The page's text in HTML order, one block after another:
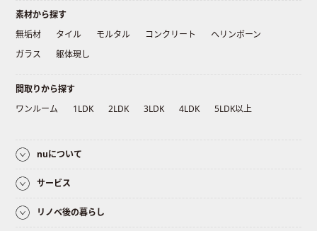
素材から探す
無垢材
タイル モルタル コンクリート
ヘリンボーン
ガラス
躯体現し
間取りから探す
ワンルーム
1LDK 2LDK 3LDK 4LDK 5LDK以上
nuについて
サービス
リノベ後の暮らし